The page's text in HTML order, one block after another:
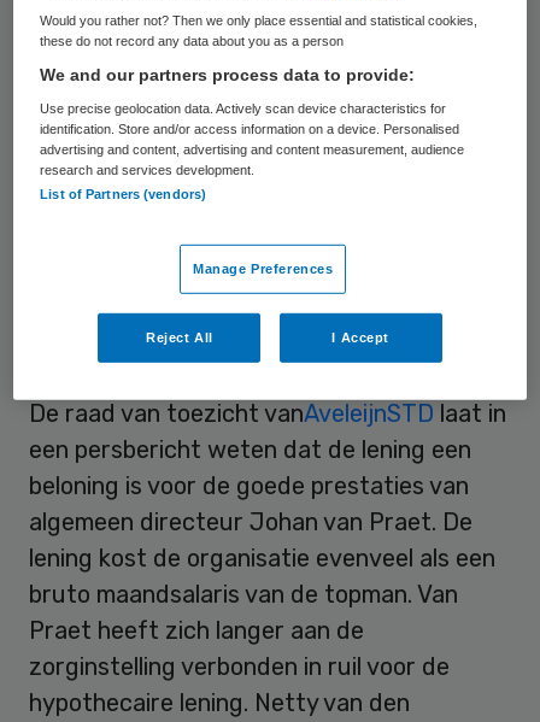
van toezicht dit goedkeurt.Leijten: “Dit
geld is bedoeld voor zorg, niet om
topmannen in nood te helpen. We hebben
het hier niet over een voorschot op salaris
voor iemand die even krap bij kas zit, maar
over een half miljoen euro. Bussemaker
moet het geld terugvorderen, of de lening
laten overnemen door een echte bank.”
Niet duurder dan maandsalaris
De raad van toezicht vanAveleijnSTD laat in
een persbericht weten dat de lening een
beloning is voor de goede prestaties van
algemeen directeur Johan van Praet. De
lening kost de organisatie evenveel als een
bruto maandsalaris van de topman. Van
Praet heeft zich langer aan de
zorginstelling verbonden in ruil voor de
hypothecaire lening. Netty van den
Would you rather not? Then we only place essential and statistical cookies,
these do not record any data about you as a person
We and our partners process data to provide:
Use precise geolocation data. Actively scan device characteristics for
identification. Store and/or access information on a device. Personalised
advertising and content, advertising and content measurement, audience
research and services development.
List of Partners (vendors)
Manage Preferences
Reject All I Accept